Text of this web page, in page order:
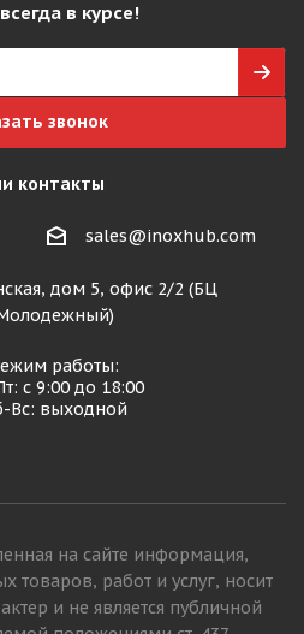
в курсе!
звонок
контакты
sales@inoxhub.com
дом 5, офис 2/2 (БЦ
работы:
с 9:00 до 18:00
Вс: выходной
на сайте информация,
товаров, работ и услуг, носит
и не является публичной